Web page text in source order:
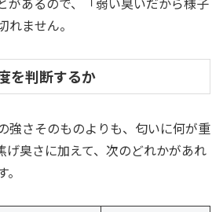
ません。
を判断するか
強さそのものよりも、匂いに何が重
げ臭さに加えて、次のどれかがあれ